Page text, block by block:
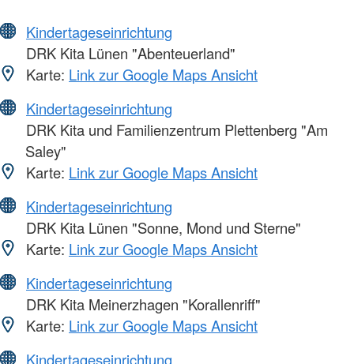
Kindertageseinrichtung
DRK Kita Lünen "Abenteuerland"
Karte: Link zur Google Maps Ansicht
Kindertageseinrichtung
DRK Kita und Familienzentrum Plettenberg "Am
Saley"
Karte: Link zur Google Maps Ansicht
Kindertageseinrichtung
DRK Kita Lünen "Sonne, Mond und Sterne"
Karte: Link zur Google Maps Ansicht
Kindertageseinrichtung
DRK Kita Meinerzhagen "Korallenriff"
Karte: Link zur Google Maps Ansicht
Kindertageseinrichtung